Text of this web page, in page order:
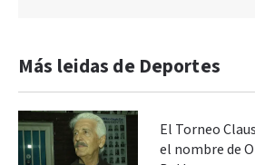
Más leidas de Deportes
El Torneo
el nombre de